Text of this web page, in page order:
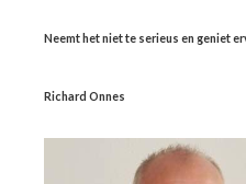
Neemt het niet te serieus en geniet
Richard Onnes